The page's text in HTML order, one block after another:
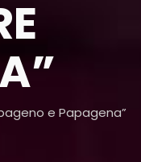
e Papagena”